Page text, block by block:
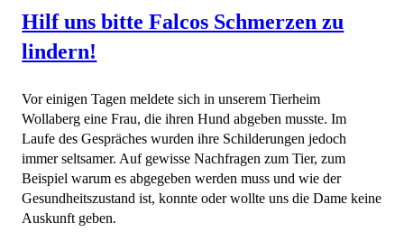
Hilf uns bitte Falcos Schmerzen zu
lindern!
Vor einigen Tagen meldete sich in unserem Tierheim
Wollaberg eine Frau, die ihren Hund abgeben musste. Im
Laufe des Gespräches wurden ihre Schilderungen jedoch
immer seltsamer. Auf gewisse Nachfragen zum Tier, zum
Beispiel warum es abgegeben werden muss und wie der
Gesundheitszustand ist, konnte oder wollte uns die Dame keine
Auskunft geben.